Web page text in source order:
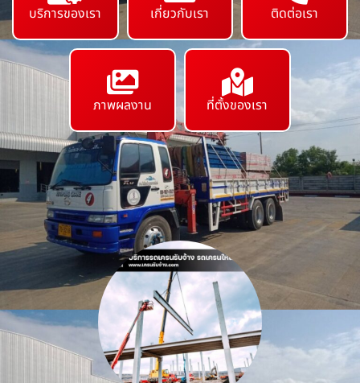
บริการของเรา เกี่ยวกับเรา ติดต่อเรา
ภาพผลงาน ที่ตั้งของเรา